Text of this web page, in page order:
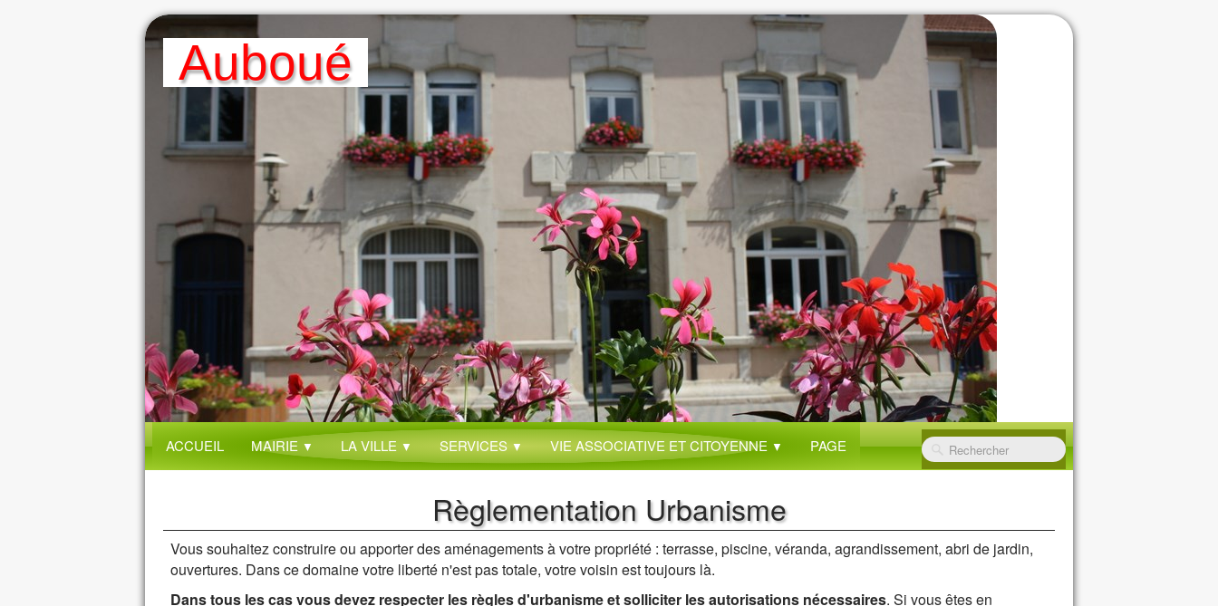
AUboué
ACCUEIL MAIRIE ▼ LA VILLE ▼ SERVICES ▼ VIE ASSOCIATIVE ET CITOYENNE ▼ PAGE
Règlementation Urbanisme
Vous souhaitez construire ou apporter des aménagements à votre propriété : terrasse, piscine, véranda, agrandissement, abri de jardin,
ouvertures. Dans ce domaine votre liberté n'est pas totale, votre voisin est toujours là.
Dans tous les cas vous devez respecter les règles d'urbanisme et solliciter les autorisations nécessaires. Si vous êtes en